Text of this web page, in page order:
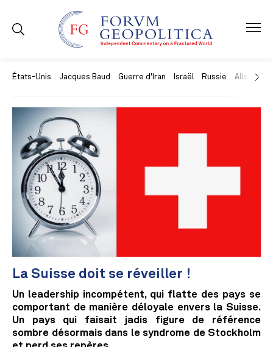
États-Unis Jacques Baud Guerre d'Iran Israël Russie Allemagne
La Suisse doit se réveiller !
Un leadership incompétent, qui flatte des pays se
comportant de manière déloyale envers la Suisse.
Un pays qui faisait jadis figure de référence
sombre désormais dans le syndrome de Stockholm